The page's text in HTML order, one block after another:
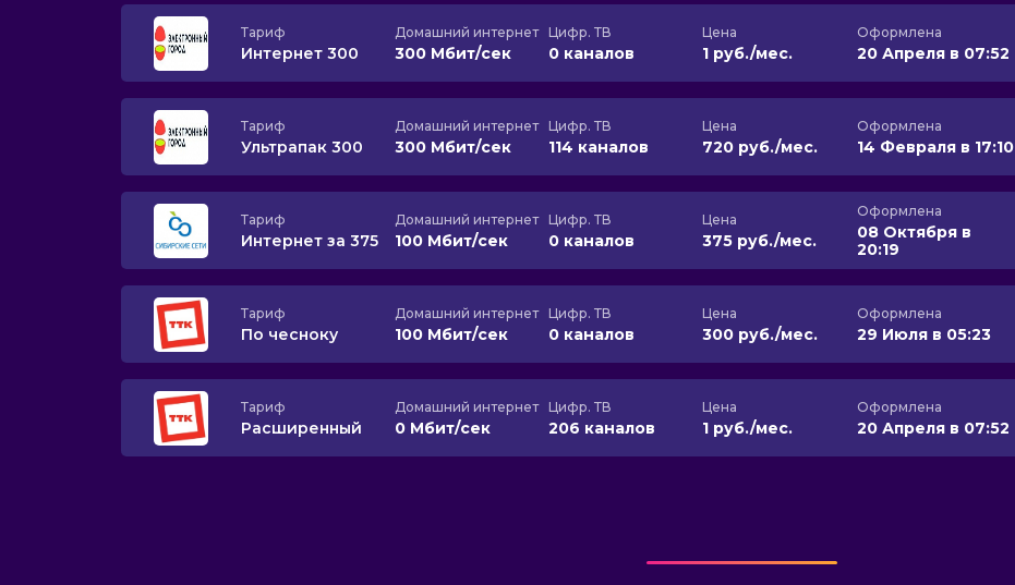
Тариф
Интернет 300
Домашний интернет
300 Мбит/сек
Цифр. ТВ
0 каналов
Цена
1 руб./мес.
Оформлена
20 Апреля в 07:52
Тариф
Ультрапак 300
Домашний интернет
300 Мбит/сек
Цифр. ТВ
114 каналов
Цена
720 руб./мес.
Оформлена
14 Февраля в 17:10
Тариф
Интернет за 375
Домашний интернет
100 Мбит/сек
Цифр. ТВ
0 каналов
Цена
375 руб./мес.
Оформлена
08 Октября в
20:19
Тариф
По чесноку
Домашний интернет
100 Мбит/сек
Цифр. ТВ
0 каналов
Цена
300 руб./мес.
Оформлена
29 Июля в 05:23
Тариф
Расширенный
Домашний интернет
0 Мбит/сек
Цифр. ТВ
206 каналов
Цена
1 руб./мес.
Оформлена
20 Апреля в 07:52